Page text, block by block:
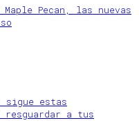
Maple Pecan, las nuevas
estas
resguardar a tus